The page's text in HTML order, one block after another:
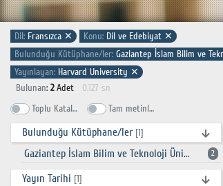
Dil: Fransızca ✕ Konu: Dil ve Edebiyat ✕
Bulunduğu Kütüphane/ler: Gaziantep İslam Bilim ve
Yayınlayan: Harvard University ✕
Bulunan: 2Adet
0.127 sn
Toplu Katalog
Tam metinlerde ara
Bulunduğu Kütüphane/ler [1]
Gaziantep İslam Bilim ve Teknoloji Üniversitesi Kütüphanesi 2
Yayın Tarihi [1]